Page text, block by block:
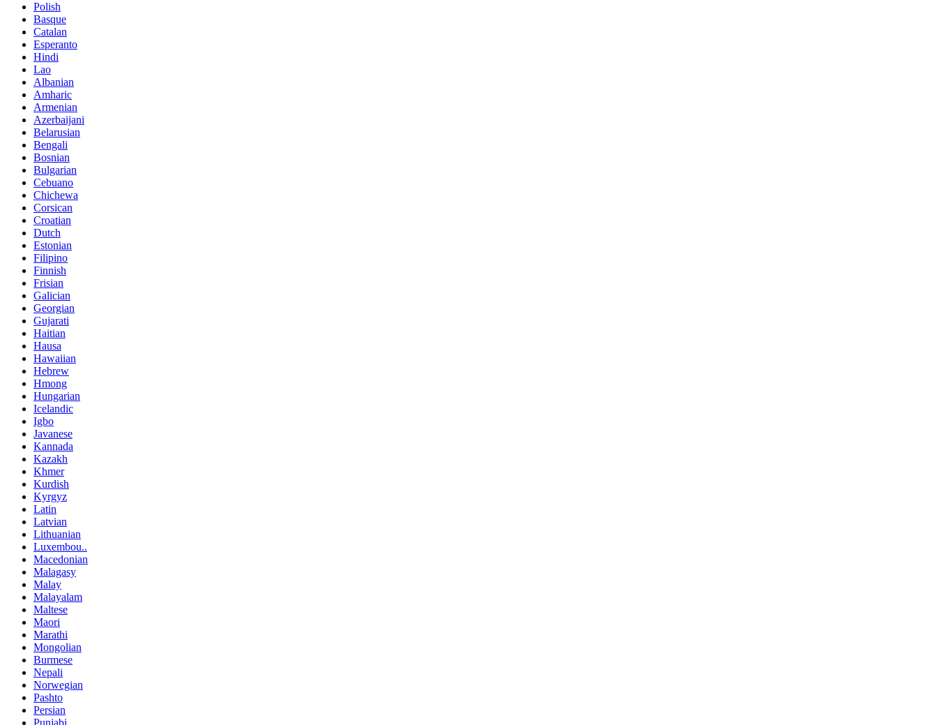
Polish
Basque
Catalan
Esperanto
Hindi
Lao
Albanian
Amharic
Armenian
Azerbaijani
Belarusian
Bengali
Bosnian
Bulgarian
Cebuano
Chichewa
Corsican
Croatian
Dutch
Estonian
Filipino
Finnish
Frisian
Galician
Georgian
Gujarati
Haitian
Hausa
Hawaiian
Hebrew
Hmong
Hungarian
Icelandic
Igbo
Javanese
Kannada
Kazakh
Khmer
Kurdish
Kyrgyz
Latin
Latvian
Lithuanian
Luxembou..
Macedonian
Malagasy
Malay
Malayalam
Maltese
Maori
Marathi
Mongolian
Burmese
Nepali
Norwegian
Pashto
Persian